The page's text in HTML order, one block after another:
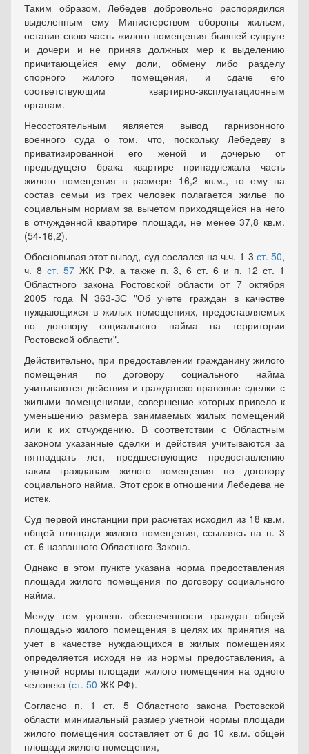
Таким образом, Лебедев добровольно распорядился
выделенным ему Министерством обороны жильем,
оставив свою часть жилого помещения бывшей супруге
и дочери и не приняв должных мер к выделению
причитающейся ему доли, обмену либо разделу
спорного жилого помещения, и сдаче его
соответствующим квартирно-эксплуатационным
органам.
Несостоятельным является вывод гарнизонного
военного суда о том, что, поскольку Лебедеву в
приватизированной его женой и дочерью от
предыдущего брака квартире принадлежала часть
жилого помещения в размере 16,2 кв.м., то ему на
состав семьи из трех человек полагается жилье по
социальным нормам за вычетом приходящейся на него
в отчужденной квартире площади, не менее 37,8 кв.м.
(54-16,2).
Обосновывая этот вывод, суд сослался на ч.ч. 1-3 ст. 50,
ч. 8 ст. 57ЖК РФ, а также п. 3, 6 ст. 6 и п. 12 ст. 1
Областного закона Ростовской области от 7 октября
2005 года N 363-ЗС "Об учете граждан в качестве
нуждающихся в жилых помещениях, предоставляемых
по договору социального найма на территории
Ростовской области".
Действительно, при предоставлении гражданину жилого
помещения по договору социального найма
учитываются действия и гражданско-правовые сделки с
жилыми помещениями, совершение которых привело к
уменьшению размера занимаемых жилых помещений
или к их отчуждению. В соответствии с Областным
законом указанные сделки и действия учитываются за
пятнадцать лет, предшествующие предоставлению
таким гражданам жилого помещения по договору
социального найма. Этот срок в отношении Лебедева не
истек.
Суд первой инстанции при расчетах исходил из 18 кв.м.
общей площади жилого помещения, ссылаясь на п. 3
ст. 6 названного Областного Закона.
Однако в этом пункте указана норма предоставления
площади жилого помещения по договору социального
найма.
Между тем уровень обеспеченности граждан общей
площадью жилого помещения в целях их принятия на
учет в качестве нуждающихся в жилых помещениях
определяется исходя не из нормы предоставления, а
учетной нормы площади жилого помещения на одного
человека (ст. 50 ЖК РФ).
Согласно п. 1 ст. 5 Областного закона Ростовской
области минимальный размер учетной нормы площади
жилого помещения составляет от 6 до 10 кв.м. общей
площади жилого помещения,